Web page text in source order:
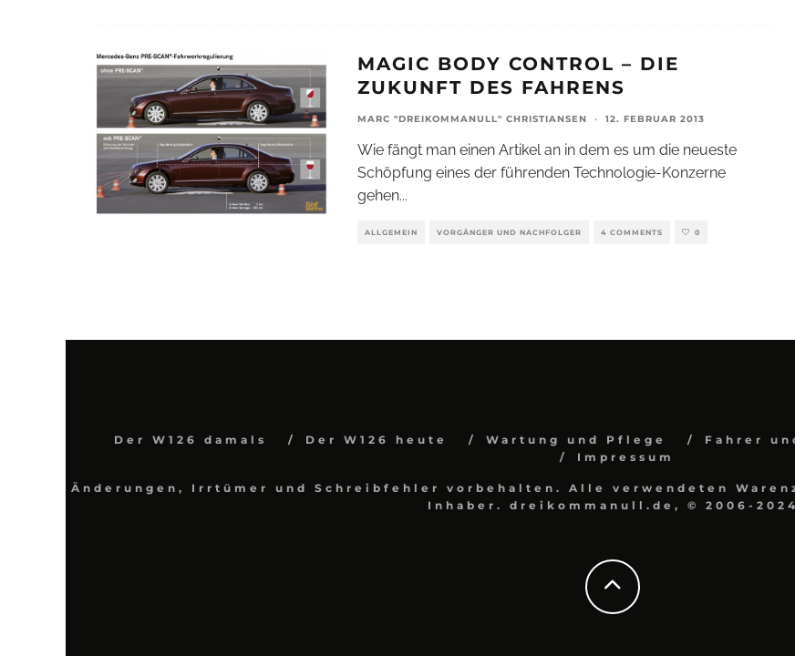
MAGIC BODY CONTROL – DIE
ZUKUNFT DES FAHRENS
MARC "DREIKOMMANULL" CHRISTIANSEN · 12. FEBRUAR 2013
Wie fängt man einen Artikel an in dem es um die neueste
Schöpfung eines der führenden Technologie-Konzerne
gehen...
ALLGEMEIN VORGÄNGER UND NACHFOLGER 4 COMMENTS 0
Der W126 damals Der W126 heute Wartung und Pflege Fahrer
Impressum
Änderungen, Irrtümer und Schreibfehler vorbehalten. Alle verwendeten
Inhaber. dreikommanull.de, © 2006-2024